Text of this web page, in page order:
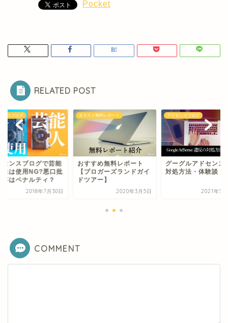
Pocket
RELATED POST
メ無料レポート
すめ無料レポート
ロガーズランドガイ
アー】
2020年3月5日
アドセンスブログ
グーグルアドセンス違反
対処方法・体験談
2021年5月28日
アドセンスブログ
アドセンスブログで
人画像は使用NG?悪
2018年7
COMMENT